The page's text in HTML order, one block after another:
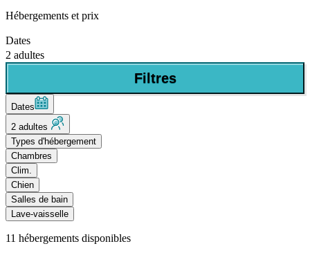
Hébergements et prix
Dates
2 adultes
Filtres
Dates
2 adultes
Types d'hébergement
Chambres
Clim.
Chien
Salles de bain
Lave-vaisselle
11 hébergements disponibles